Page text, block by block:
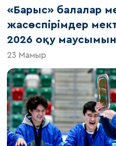
«Барыс» балалар
жасөспірімдер
2026 оқу
түрде аяқтады.
23 Мамыр